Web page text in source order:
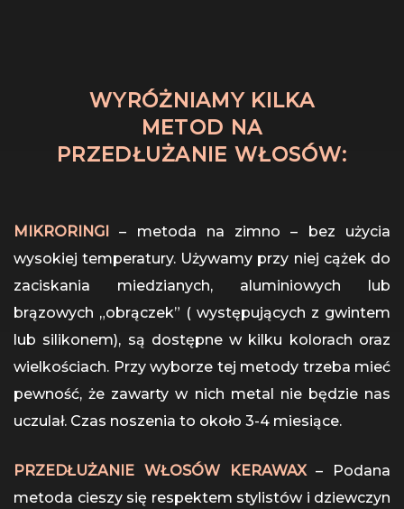
WYRÓŻNIAMY KILKA
METOD NA
PRZEDŁUŻANIE WŁOSÓW:
MIKRORINGI – metoda na zimno – bez użycia
wysokiej temperatury. Używamy przy niej cążek do
zaciskania miedzianych, aluminiowych lub
brązowych „obrączek” ( występujących z gwintem
lub silikonem), są dostępne w kilku kolorach oraz
wielkościach. Przy wyborze tej metody trzeba mieć
pewność, że zawarty w nich metal nie będzie nas
uczulał. Czas noszenia to około 3-4 miesiące.
PRZEDŁUŻANIE WŁOSÓW KERAWAX– Podana
metoda cieszy się respektem stylistów i dziewczyn